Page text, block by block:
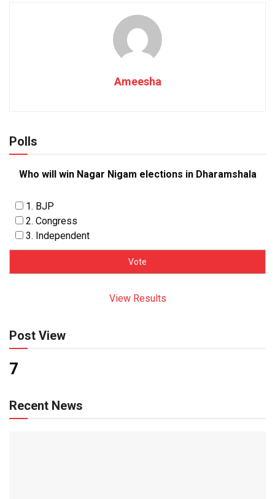
Ameesha
Polls
Who will win Nagar Nigam elections in Dharamshala
1. BJP
2. Congress
3. Independent
View Results
Post View
7
Recent News